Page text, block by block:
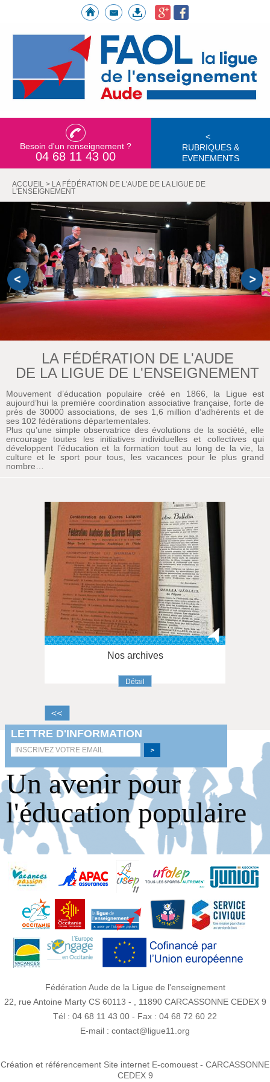
Besoin d'un renseignement ?
04 68 11 43 00
<
RUBRIQUES &
EVENEMENTS
ACCUEIL > LA FÉDÉRATION DE L'AUDE DE LA LIGUE DE
L'ENSEIGNEMENT
LA FÉDÉRATION DE L'AUDE
DE LA LIGUE DE L'ENSEIGNEMENT
Mouvement d’éducation populaire créé en 1866, la Ligue est
aujourd’hui la première coordination associative française, forte de
près de 30000 associations, de ses 1,6 million d’adhérents et de
ses 102 fédérations départementales.
Plus qu’une simple observatrice des évolutions de la société, elle
encourage toutes les initiatives individuelles et collectives qui
développent l’éducation et la formation tout au long de la vie, la
culture et le sport pour tous, les vacances pour le plus grand
nombre…
Nos archives
Détail
Un avenir pour
l'éducation populaire
Fédération Aude de la Ligue de l'enseignement
22, rue Antoine Marty CS 60113 - , 11890 CARCASSONNE CEDEX 9
Tél : 04 68 11 43 00 - Fax : 04 68 72 60 22
E-mail : contact@ligue11.org
Création et référencement Site internet E-comouest - CARCASSONNE
CEDEX 9